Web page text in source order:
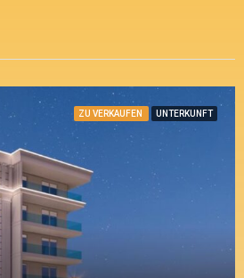
ZU VERKAUFEN UNTERKUNFT